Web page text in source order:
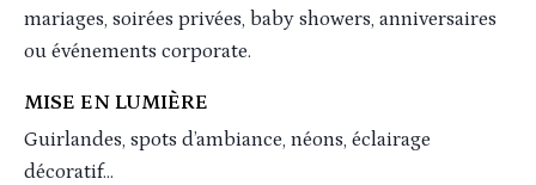
mariages, soirées privées, baby showers, anniversaires
ou événements corporate.
MISE EN LUMIÈRE
Guirlandes, spots d’ambiance, néons, éclairage
décoratif…